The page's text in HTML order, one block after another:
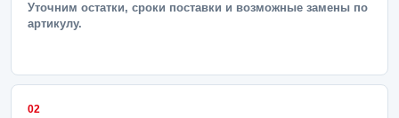
Уточним остатки, сроки поставки и возможные замены по
артикулу.
02